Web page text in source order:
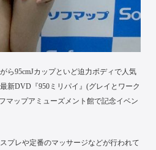
ら95cmJカップといど迫力ボディで人気
新DVD『950ミリパイ』(グレイとワーク
マップアミューズメント館で記念イベン
プレや定番のマッサージなどが行われて